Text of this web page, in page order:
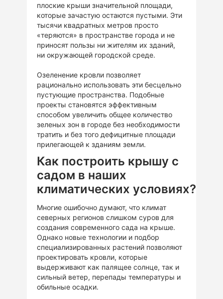
плоские крыши значительной площади,
которые зачастую остаются пустыми. Эти
тысячи квадратных метров просто
«теряются» в пространстве города и не
приносят пользы ни жителям их зданий,
ни окружающей городской среде.
Озеленение кровли позволяет
рационально использовать эти бесцельно
пустующие пространства. Подобные
проекты становятся эффективным
способом увеличить общее количество
зеленых зон в городе без необходимости
тратить и без того дефицитные площади
прилегающей к зданиям земли.
Как построить крышу с
садом в наших
климатических условиях?
Многие ошибочно думают, что климат
северных регионов слишком суров для
создания современного сада на крыше.
Однако новые технологии и подбор
специализированных растений позволяют
проектировать кровли, которые
выдерживают как палящее солнце, так и
сильный ветер, перепады температуры и
обильные осадки.